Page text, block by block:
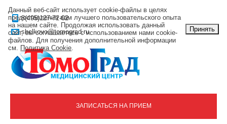
8(495)127-72-02
shelkovo@tomograd.ru
ЗАПИСАТЬСЯ НА ПРИЕМ
Данный веб-сайт использует cookie-файлы в целях
предоставления вам лучшего пользовательского опыта
на нашем сайте. Продолжая использовать данный
сайт, вы соглашаетесь с использованием нами cookie-
файлов. Для получения дополнительной информации
см. Политика Cookie.
Принять